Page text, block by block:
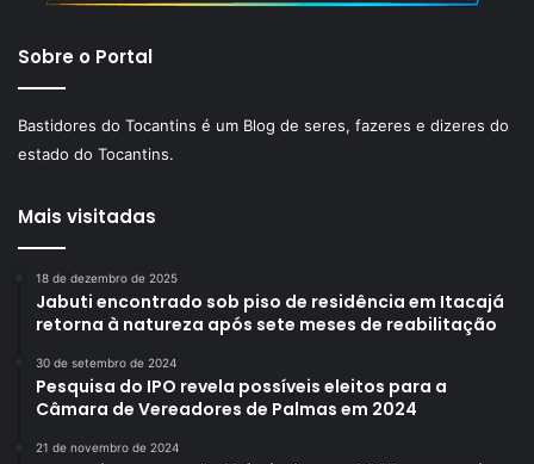
Sobre o Portal
Bastidores do Tocantins é um Blog de seres, fazeres e dizeres do
estado do Tocantins.
Mais visitadas
18 de dezembro de 2025
Jabuti encontrado sob piso de residência em Itacajá
retorna à natureza após sete meses de reabilitação
30 de setembro de 2024
Pesquisa do IPO revela possíveis eleitos para a
Câmara de Vereadores de Palmas em 2024
21 de novembro de 2024